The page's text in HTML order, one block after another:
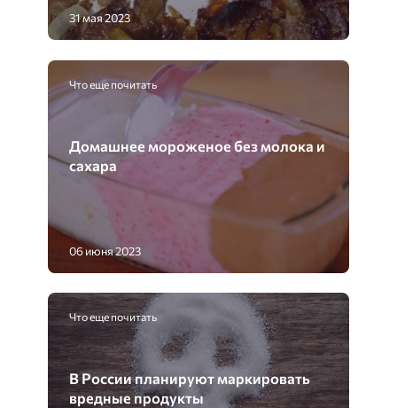
31 мая 2023
Что еще почитать
Домашнее мороженое без молока и
сахара
06 июня 2023
Что еще почитать
В России планируют маркировать
вредные продукты